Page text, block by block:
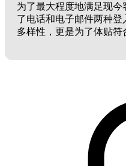
为了最大程度地满足现
了电话和电子邮件两种
多样性，更是为了体贴符